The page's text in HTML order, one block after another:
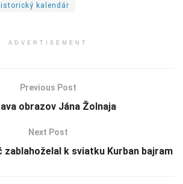
kalendár
ADVERTISEMENT
Previous Post
obrazov Jána Žolnaja
Next Post
zablahoželal k sviatku Kurban bajram